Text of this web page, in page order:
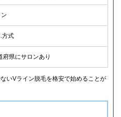
方式
府県にサロンあり
いVライン脱毛を格安で始めることが